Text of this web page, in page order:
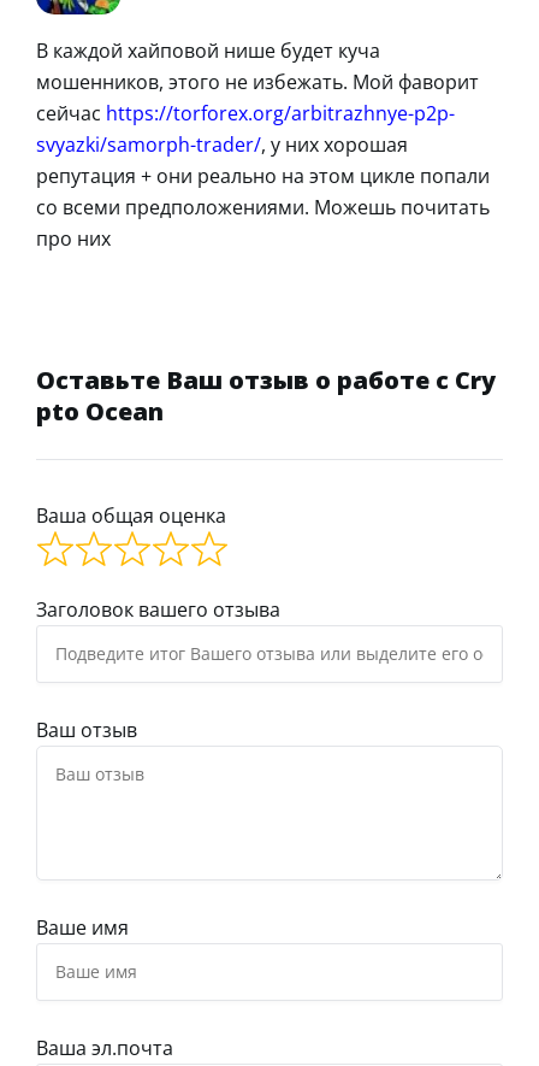
В каждой хайповой нише будет куча
мошенников, этого не избежать. Мой фаворит
сейчас https://torforex.org/arbitrazhnye-p2p-
svyazki/samorph-trader/, у них хорошая
репутация + они реально на этом цикле попали
со всеми предположениями. Можешь почитать
про них
Оставьте Ваш отзыв о работе с Cry
pto Ocean
Ваша общая оценка
Заголовок вашего отзыва
Ваш отзыв
Ваше имя
Ваша эл.почта